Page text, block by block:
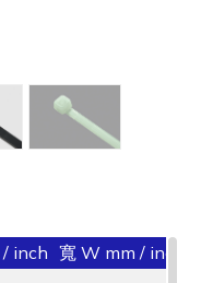
/ inch 寬 W mm / inch